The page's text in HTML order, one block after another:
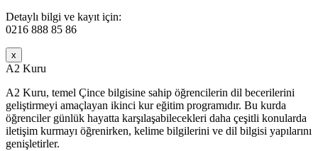
Detaylı bilgi ve kayıt için:
0216 888 85 86
x
A2 Kuru
A2 Kuru, temel Çince bilgisine sahip öğrencilerin dil becerilerini
geliştirmeyi amaçlayan ikinci kur eğitim programıdır. Bu kurda
öğrenciler günlük hayatta karşılaşabilecekleri daha çeşitli konularda
iletişim kurmayı öğrenirken, kelime bilgilerini ve dil bilgisi yapılarını
genişletirler.